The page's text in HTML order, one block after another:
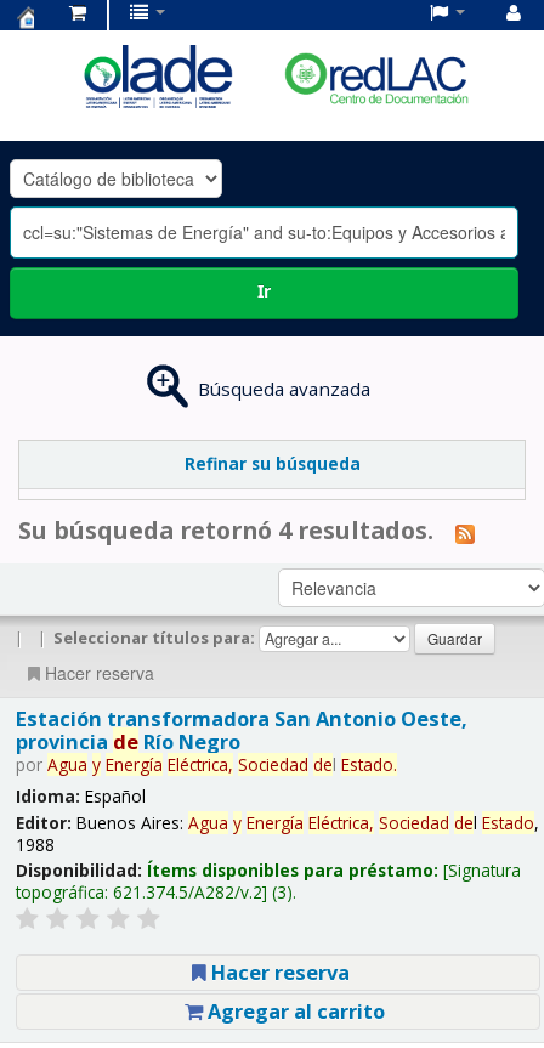
OLADE
-
Ir
Búsqueda avanzada
Refinar su búsqueda
Su búsqueda retornó 4 resultados.
| | Seleccionar títulos para:
Hacer reserva
Estación transformadora San Antonio Oeste,
provincia deRío Negro
por Agua y Energía Eléctrica, Sociedad del Estado.
Idioma: Español
Editor: Buenos Aires: Agua y Energía Eléctrica, Sociedad del Estado,
1988
Disponibilidad: Ítems disponibles para préstamo: Signatura
topográfica: 621.374.5/A282/v.2 (3).
Hacer reserva
Agregar al carrito